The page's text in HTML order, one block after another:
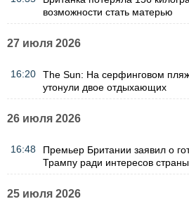
возможности стать матерью
27 июля 2026
16:20
The Sun: На серфинговом
утонули двое отдыхающих
26 июля 2026
16:48
Премьер Британии заявил о
Трампу ради интересов страны
25 июля 2026